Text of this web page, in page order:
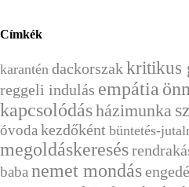
Címkék
karantén dackorszakkritikus
reggeli indulás empátia
kapcsolódásházimunka
óvodakezdőként büntetés-
megoldáskeresés
babanemet mondás